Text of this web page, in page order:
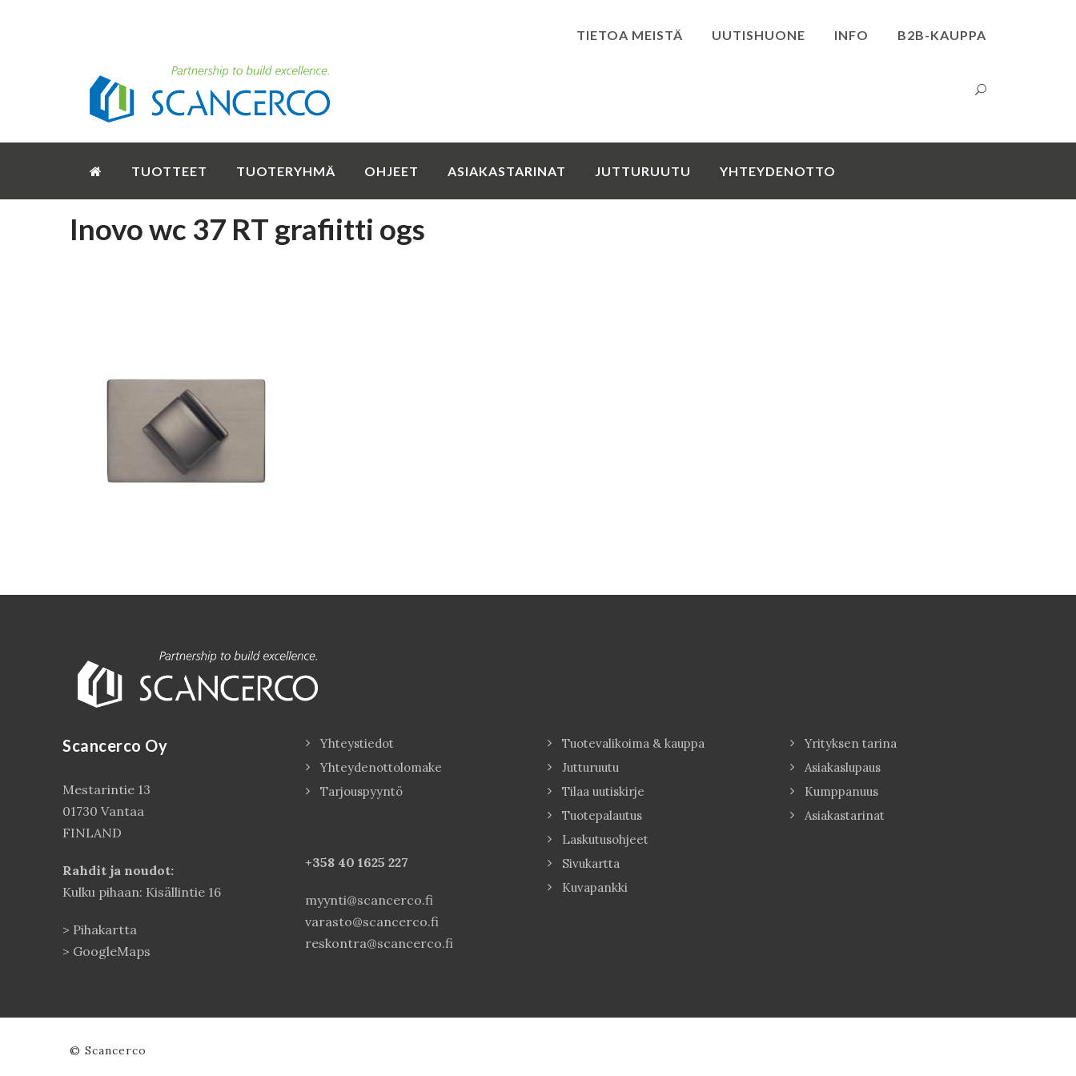
TIETOA MEISTÄ UUTISHUONE INFO B2B-KAUPPA
TUOTTEET TUOTERYHMÄ OHJEET ASIAKASTARINAT JUTTURUUTU YHTEYDENOTTO
Inovo wc 37 RT grafiitti ogs
Scancerco Oy
Mestarintie 13
01730 Vantaa
FINLAND
Rahdit ja noudot:
Kulku pihaan: Kisällintie 16
> Pihakartta
> GoogleMaps
Yhteystiedot
Yhteydenottolomake
Tarjouspyyntö
+358 40 1625 227
myynti@scancerco.fi
varasto@scancerco.fi
reskontra@scancerco.fi
Tuotevalikoima & kauppa
Jutturuutu
Tilaa uutiskirje
Tuotepalautus
Laskutusohjeet
Sivukartta
Kuvapankki
Yrityksen tarina
Asiakaslupaus
Kumppanuus
Asiakastarinat
© Scancerco